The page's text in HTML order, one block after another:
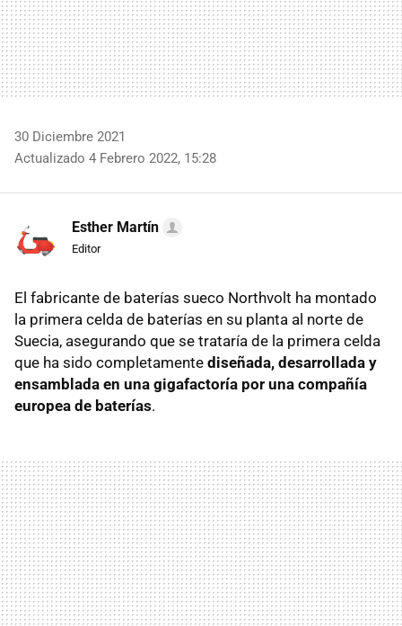
30 Diciembre 2021
Actualizado 4 Febrero 2022, 15:28
Esther Martín
Editor
El fabricante de baterías sueco Northvolt ha montado
la primera celda de baterías en su planta al norte de
Suecia, asegurando que se trataría de la primera celda
que ha sido completamente diseñada, desarrollada y
ensamblada en una gigafactoría por una compañía
europea de baterías.